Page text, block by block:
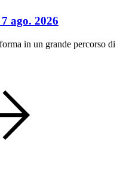
ago. 2026
in un grande percorso di